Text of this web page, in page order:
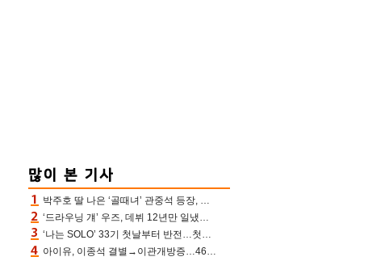
박주호 딸 나은 ‘골때녀’ 관중석 등장, 김민재 복제인간 보고 혼란 [결정적장면]
‘드라우닝 걔’ 우즈, 데뷔 12년만 일냈다…체조경기장 입성 확정
‘나는 SOLO’ 33기 첫날부터 반전…첫인상 0표 영호, 호감남 급부상
아이유, 이종석 결별→이관개방증…46장 꽉 채운 유애나 ♥ “열심히 사는 중”